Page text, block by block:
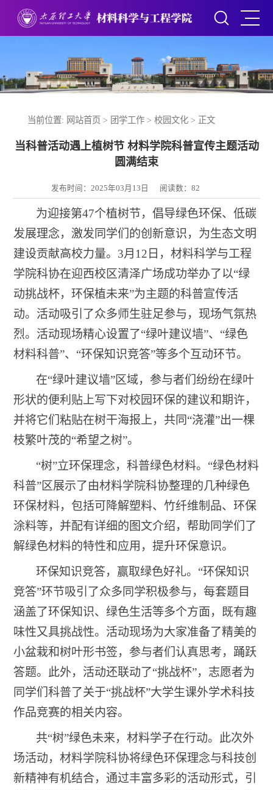
当前位置: 网站首页 > 团学工作> 校园文化> 正文
当科普活动遇上植树节 材料学院科普宣传主题活动
圆满结束
发布时间：2025年03月13日 阅读数： 82
为迎接第47个植树节，倡导绿色环保、低碳
发展理念，激发同学们的创新意识，为生态文明
建设贡献高校力量。 3月 12 日，材料科学与工程
学院科协在迎西校区清泽广场成功举办了以“绿
动挑战杯，环保植未来”为主题的科普宣传活
动。活动吸引了众多师生驻足参与，现场气氛热
烈。活动现场精心设置了“绿叶建议墙”、 “绿色
材料科普”、 “环保知识竞答”等多个互动环节。
在“绿叶建议墙”区域，参与者们纷纷在绿叶
形状的便利贴上写下对校园环保的建议和期许，
并将它们粘贴在树干海报上，共同 “浇灌”出一棵
枝繁叶茂的“希望之树”。
“树”立环保理念，科普绿色材料。 “绿色材料
科普”区展示了由材料学院科协整理的几种绿色
环保材料，包括可降解塑料、竹纤维制品、环保
涂料等，并配有详细的图文介绍，帮助同学们了
解绿色材料的特性和应用，提升环保意识。
环保知识竞答，赢取绿色好礼。 “环保知识
竞答”环节吸引了众多同学积极参与，每套题目
涵盖了环保知识、绿色生活等多个方面，既有趣
味性又具挑战性。活动现场为大家准备了精美的
小盆栽和树叶形书签，参与者们认真思考，踊跃
答题。此外，活动还联动了“挑战杯”，志愿者为
同学们科普了关于“挑战杯”大学生课外学术科技
作品竞赛的相关内容。
共“树”绿色未来，材料学子在行动。此次外
场活动，材料学院科协将绿色环保理念与科技创
新精神有机结合，通过丰富多彩的活动形式，引